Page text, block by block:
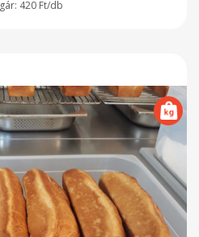
420 Ft/db